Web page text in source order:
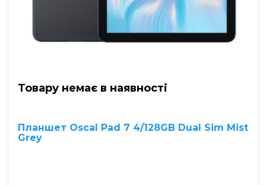
Товару немає в наявностi
Планшет Oscal Pad 7 4/128GB Dual Sim Mist
Grey